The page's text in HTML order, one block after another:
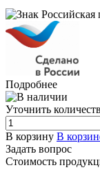
Подробнее
Уточнить
В корзину В
Задать вопрос
Стоимость